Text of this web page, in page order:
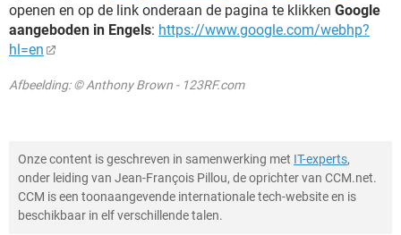
openen en op de link onderaan de pagina te klikken Google
aangeboden in Engels: https://www.google.com/webhp?
hl=en
Afbeelding: © Anthony Brown - 123RF.com
Onze content is geschreven in samenwerking met IT-experts,
onder leiding van Jean-François Pillou, de oprichter van CCM.net.
CCM is een toonaangevende internationale tech-website en is
beschikbaar in elf verschillende talen.